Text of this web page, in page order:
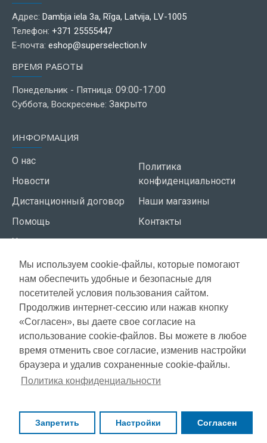
Мы используем cookie-файлы, которые помогают
нам обеспечить удобные и безопасные для
посетителей условия пользования сайтом.
Продолжив интернет-сессию или нажав кнопку
«Согласен», вы даете свое согласие на
использование cookie-файлов. Вы можете в любое
время отменить свое согласие, изменив настройки
браузера и удалив сохраненные cookie-файлы.
Политика конфиденциальности
Запретить Настройки Согласен
Адрес: Dambja iela 3a, Rīga, Latvija, LV-1005
Телефон: +371 25555447
Е-почта: eshop@superselection.lv
ВРЕМЯ РАБОТЫ
Понедельник - Пятница: 09:00-17:00
Суббота, Воскресенье: Закрыто
ИНФОРМАЦИЯ
О нас
Новости
Дистанционный договор
Помощь
Условия использования
Политика
конфиденциальности
Наши магазины
Контакты
СЕРВИС КЛИЕНТОВ
Доставка
Оплата
Газета акций
Copyright © 2021, Super Selection, Все права защищены